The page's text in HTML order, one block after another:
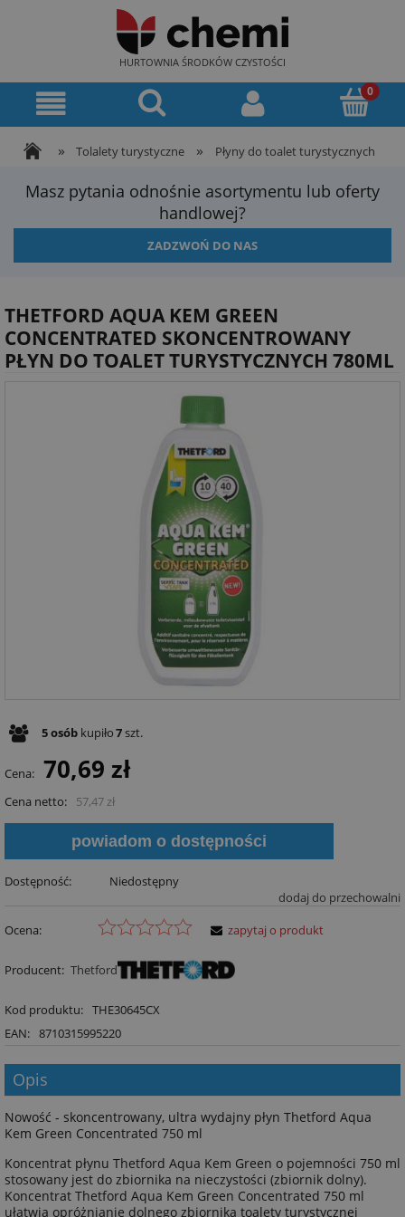
HURTOWNIA ŚRODKÓW CZYSTOŚCI
» Tolalety turystyczne » Płyny do toalet turystycznych
Masz pytania odnośnie asortymentu lub oferty
handlowej?
ZADZWOŃ DO NAS
THETFORD AQUA KEM GREEN
CONCENTRATED SKONCENTROWANY
PŁYN DO TOALET TURYSTYCZNYCH 780ML
5osób kupiło7szt.
Cena: 70,69 zł
Cena netto: 57,47 zł
powiadom o dostępności
Dostępność:
Niedostępny
dodaj do przechowalni
Ocena:
Producent: Thetford
Kod produktu: THE30645CX
EAN: 8710315995220
zapytaj o produkt
Opis
Nowość - skoncentrowany, ultra wydajny płyn Thetford Aqua
Kem Green Concentrated 750 ml
Koncentrat płynu Thetford Aqua Kem Green o pojemności 750 ml
stosowany jest do zbiornika na nieczystości (zbiornik dolny).
Koncentrat Thetford Aqua Kem Green Concentrated 750 ml
ułatwia opróżnianie dolnego zbiornika toalety turystycznej